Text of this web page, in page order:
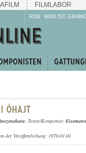
FILMLABOR
RSS WAS IST
; Texter/Komponist:
der Veröffentlichung: 1970-01-01